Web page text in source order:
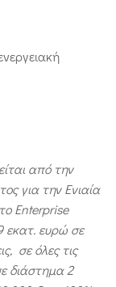
από την
για την Ενιαία
Enterprise
εκατ. ευρώ σε
σε όλες τις
διάστημα 2